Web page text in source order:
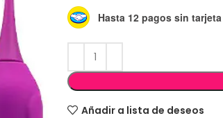
Hasta 12 pagos sin tarjeta
Añadir a lista de deseos